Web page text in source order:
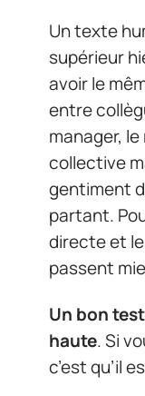
Un texte
supérieur
avoir le
entre
manager,
collective
gentiment
partant.
directe et
passent
Un bon
haute. Si
c’est qu’il